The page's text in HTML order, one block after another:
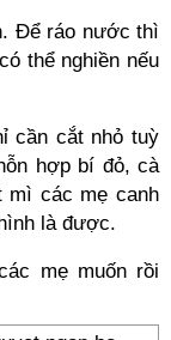
Để ráo nước thì
thể nghiền nếu
cần cắt nhỏ tuỳ
hợp bí đỏ, cà
mì các mẹ canh
là được.
mẹ muốn rồi